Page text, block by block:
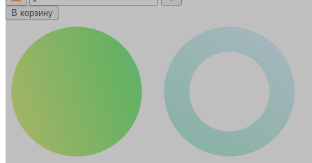
В корзину